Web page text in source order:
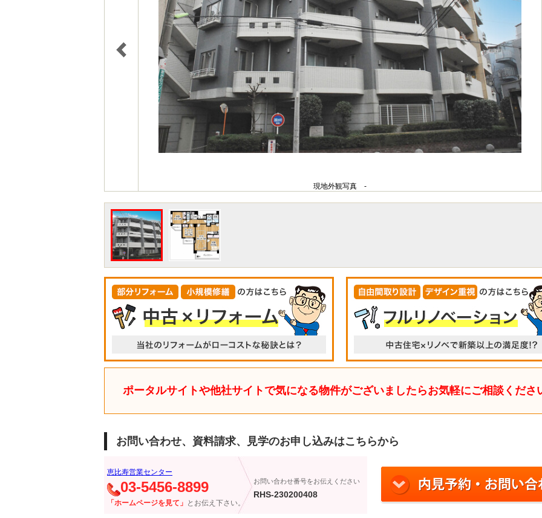
現地外観写真 -
ポータルサイトや他社サイトで気になる物件がございましたらお気軽にご相談くださ
お問い合わせ、資料請求、見学のお申し込みはこちらから
恵比寿営業センター
03-5456-8899
「ホームページを見て」 とお伝え下さい。
お問い合わせ番号をお伝えください
RHS-230200408